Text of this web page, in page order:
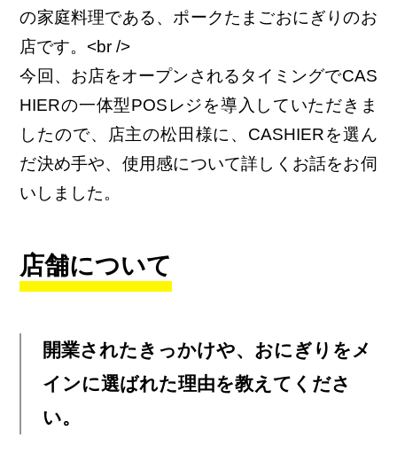
の家庭料理である、ポークたまごおにぎりのお
店です。<br />
今回、お店をオープンされるタイミングでCAS
HIERの一体型POSレジを導入していただきま
したので、店主の松田様に、CASHIERを選ん
だ決め手や、使用感について詳しくお話をお伺
いしました。
店舗について
開業されたきっかけや、おにぎりをメ
インに選ばれた理由を教えてくださ
い。